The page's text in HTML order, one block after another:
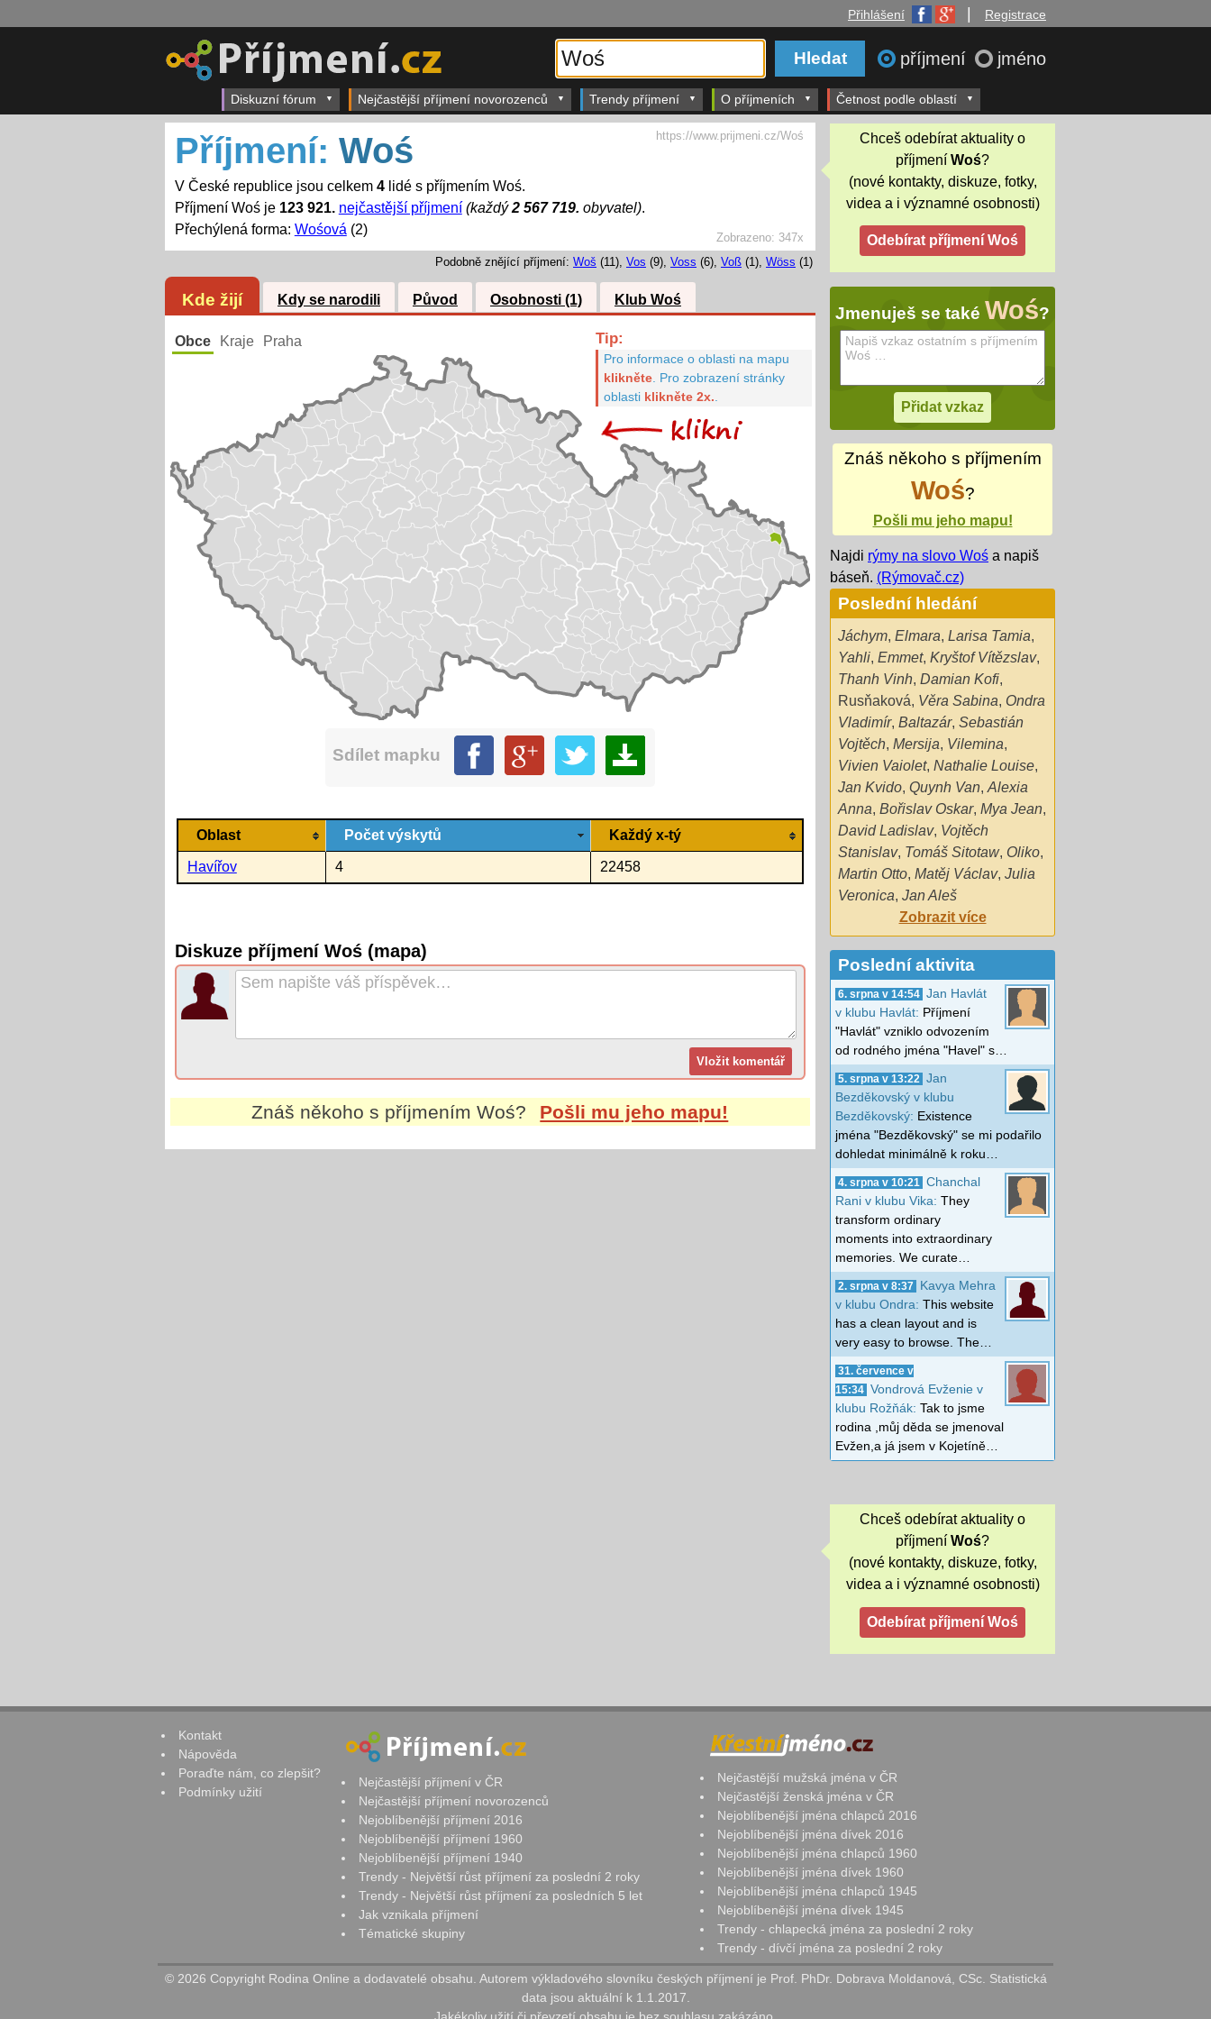
Přihlášení Registrace
příjmení jméno
Diskuzní fórum Nejčastější příjmení novorozenců Trendy příjmení O příjmeních Četnost podle oblastí
Zobrazeno: 347x
Příjmení: Woś
V České republice jsou celkem 4lidé s příjmením Woś.
Příjmení Woś je 123 921. nejčastější příjmení (každý2 567 719. obyvatel).
Přechýlená forma: Wośová (2)
https://www.prijmeni.cz/Woś
Podobně znějící příjmení: Woš (11), Vos (9), Voss (6), Voß (1), Wöss (1)
Kde žijí Kdy se narodili Původ Osobnosti (1) Klub Woś
Obce Kraje Praha Tip:
Pro informace o oblasti na mapu
klikněte. Pro zobrazení stránky
oblasti klikněte 2x.
Sdílet mapku
Oblast Počet výskytů Každý x-tý
Havířov 4 22458
Diskuze příjmení Woś (mapa)
Znáš někoho s příjmenímWoś? Pošli mu jeho mapu!
Chceš odebírat aktuality o
příjmení Woś?
(nové kontakty, diskuze, fotky,
videa a i významné osobnosti)
Jmenuješ se také Woś?
Znáš někoho s příjmením
Woś?
Pošli mu jeho mapu!
Najdi rýmy na slovo Woś a napiš
báseň. (Rýmovač.cz)
Poslední hledání
Jáchym, Elmara, Larisa Tamia,
Yahli, Emmet, Kryštof Vítězslav,
Thanh Vinh, Damian Kofi,
Rusňaková, Věra Sabina, Ondra
Vladimír, Baltazár, Sebastián
Vojtěch, Mersija, Vilemina,
Vivien Vaiolet, Nathalie Louise,
Jan Kvido, Quynh Van, Alexia
Anna, Bořislav Oskar, Mya Jean,
David Ladislav, Vojtěch
Stanislav, Tomáš Sitotaw, Oliko,
Martin Otto, Matěj Václav, Julia
Veronica, Jan Aleš
Zobrazit více
Poslední aktivita
6. srpna v 14:54 Jan Havlát
v klubu Havlát: Příjmení
"Havlát" vzniklo odvozením
od rodného jména "Havel" s…
5. srpna v 13:22
Jan
Bezděkovský v klubu
Bezděkovský: Existence
jména "Bezděkovský" se mi podařilo
dohledat minimálně k roku…
4. srpna v 10:21
Chanchal
Rani v klubu Vika: They
transform ordinary
moments into extraordinary
memories. We curate…
2. srpna v 8:37
Kavya Mehra
v klubu Ondra: This website
has a clean layout and is
very easy to browse. The…
31. července v
15:34 Vondrová Evženie v
klubu Rožňák: Tak to jsme
rodina ,můj děda se jmenoval
Evžen,a já jsem v Kojetíně…
Chceš odebírat aktuality o
příjmení Woś?
(nové kontakty, diskuze, fotky,
videa a i významné osobnosti)
Kontakt
Nápověda
Poraďte nám, co zlepšit?
Podmínky užití
Nejčastější příjmení v ČR
Nejčastější příjmení novorozenců
Nejoblíbenější příjmení 2016
Nejoblíbenější příjmení 1960
Nejoblíbenější příjmení 1940
Trendy - Největší růst příjmení za poslední 2 roky
Trendy - Největší růst příjmení za posledních 5 let
Jak vznikala příjmení
Tématické skupiny
Nejčastější mužská jména v ČR
Nejčastější ženská jména v ČR
Nejoblíbenější jména chlapců 2016
Nejoblíbenější jména dívek 2016
Nejoblíbenější jména chlapců 1960
Nejoblíbenější jména dívek 1960
Nejoblíbenější jména chlapců 1945
Nejoblíbenější jména dívek 1945
Trendy - chlapecká jména za poslední 2 roky
Trendy - dívčí jména za poslední 2 roky
© 2026 Copyright Rodina Online a dodavatelé obsahu. Autorem výkladového slovníku českých příjmení je Prof. PhDr. Dobrava Moldanová, CSc. Statistická
data jsou aktuální k 1.1.2017.